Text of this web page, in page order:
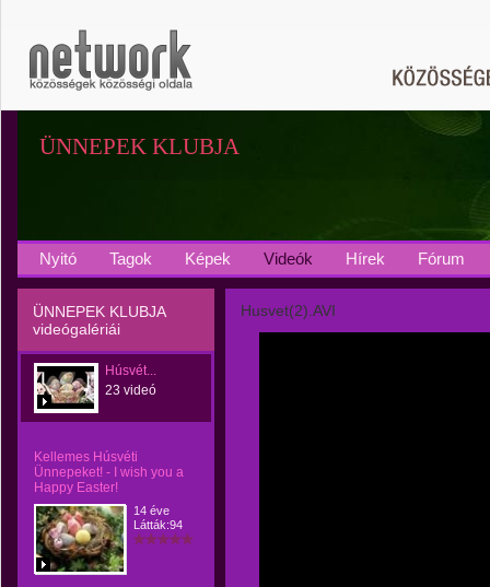
ÜNNEPEK KLUBJA
Nyitó Tagok Képek Videók Hírek Fórum
ÜNNEPEK KLUBJA
videógalériái
Húsvét...
23 videó
Kellemes Húsvéti
Ünnepeket! - I wish you a
Happy Easter!
14 éve
Látták:94
Husvet(2).AVI